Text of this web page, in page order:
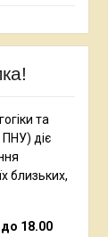
та
ПНУ) діє
близьких,
18.00